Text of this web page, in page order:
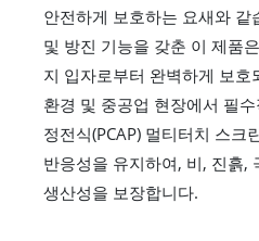
안전하게 보호하는 요새와
및 방진 기능을 갖춘 이 제품
지 입자로부터 완벽하게 보
환경 및 중공업 현장에서 필
정전식(PCAP) 멀티터치 스크
반응성을 유지하여, 비, 진흙,
생산성을 보장합니다.